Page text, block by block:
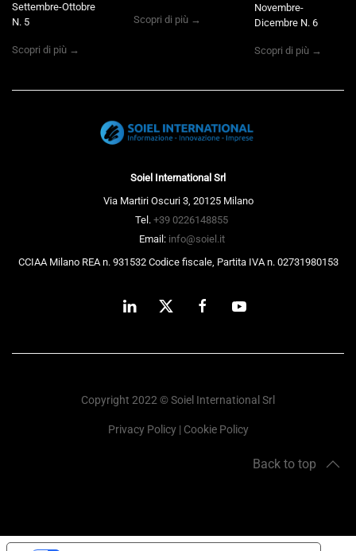
Settembre-Ottobre
N. 5
Scopri di più →
Scopri di più →
Novembre-
Dicembre N. 6
Scopri di più →
Soiel International Srl
Via Martiri Oscuri 3, 20125 Milano
Tel. +39 0226148855
Email: info@soiel.it
CCIAA Milano REA n. 931532 Codice fiscale, Partita IVA n. 02731980153
Copyright 2022 © Soiel International Srl
Privacy Policy| Cookie Policy
Back to top